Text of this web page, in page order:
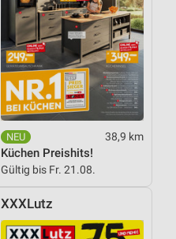
38,9 km
Küchen Preishits!
Gültig bis Fr. 21.08.
XXXLutz